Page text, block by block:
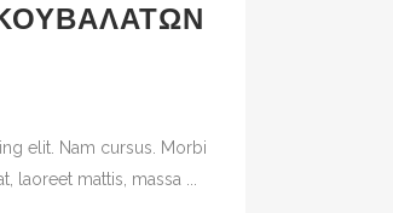
elit. Nam cursus. Morbi
mattis, massa ...